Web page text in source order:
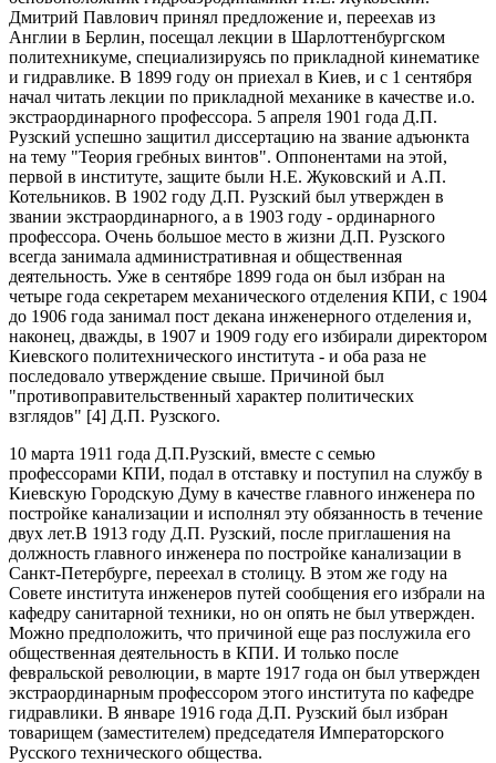
Дмитрий Павлович принял предложение и, переехав из
Англии в Берлин, посещал лекции в Шарлоттенбургском
политехникуме, специализируясь по прикладной кинематике
и гидравлике. В 1899 году он приехал в Киев, и с 1 сентября
начал читать лекции по прикладной механике в качестве и.о.
экстраординарного профессора. 5 апреля 1901 года Д.П.
Рузский успешно защитил диссертацию на звание адъюнкта
на тему "Теория гребных винтов". Оппонентами на этой,
первой в институте, защите были Н.Е. Жуковский и А.П.
Котельников. В 1902 году Д.П. Рузский был утвержден в
звании экстраординарного, а в 1903 году - ординарного
профессора. Очень большое место в жизни Д.П. Рузского
всегда занимала административная и общественная
деятельность. Уже в сентябре 1899 года он был избран на
четыре года секретарем механического отделения КПИ, с 1904
до 1906 года занимал пост декана инженерного отделения и,
наконец, дважды, в 1907 и 1909 году его избирали директором
Киевского политехнического института - и оба раза не
последовало утверждение свыше. Причиной был
"противоправительственный характер политических
взглядов" [4] Д.П. Рузского.
10 марта 1911 года Д.П.Рузский, вместе с семью
профессорами КПИ, подал в отставку и поступил на службу в
Киевскую Городскую Думу в качестве главного инженера по
постройке канализации и исполнял эту обязанность в течение
двух лет.В 1913 году Д.П. Рузский, после приглашения на
должность главного инженера по постройке канализации в
Санкт-Петербурге, переехал в столицу. В этом же году на
Совете института инженеров путей сообщения его избрали на
кафедру санитарной техники, но он опять не был утвержден.
Можно предположить, что причиной еще раз послужила его
общественная деятельность в КПИ. И только после
февральской революции, в марте 1917 года он был утвержден
экстраординарным профессором этого института по кафедре
гидравлики. В январе 1916 года Д.П. Рузский был избран
товарищем (заместителем) председателя Императорского
Русского технического общества.